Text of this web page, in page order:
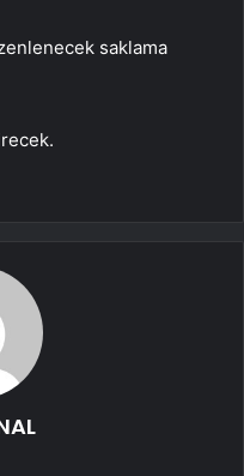
saklama